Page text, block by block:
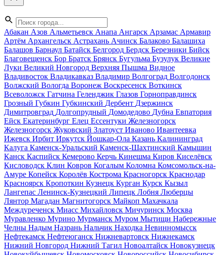
Абакан Азов Альметьевск Анапа Ангарск Арзамас Армавир
Артём Архангельск Астрахань Ачинск Балаково Балашиха
Балашов Барнаул Батайск Белгород Бердск Березники Бийск
Благовещенск Бор Братск Брянск Бугульма Бузулук Великие
Луки Великий Новгород Верхняя Пышма Видное
Владивосток Владикавказ Владимир Волгоград Волгодонск
Волжский Вологда Воронеж Воскресенск Воткинск
Всеволожск Гатчина Геленджик Глазов Горноправдинск
Грозный Губкин Губкинский Дербент Дзержинск
Димитровград Долгопрудный Домодедово Дубна Евпатория
Ейск Екатеринбург Елец Ессентуки Железногорск
Железногорск Жуковский Златоуст Иваново Ивантеевка
Ижевск Ирбит Иркутск Йошкар-Ола Казань Калининград
Калуга Каменск-Уральский Каменск-Шахтинский Камышин
Канск Каспийск Кемерово Керчь Кинешма Киров Киселёвск
Кисловодск Клин Ковров Когалым Коломна Комсомольск-на-
Амуре Копейск Королёв Кострома Красногорск Краснодар
Красноярск Кропоткин Кузнецк Курган Курск Кызыл
Лангепас Ленинск-Кузнецкий Липецк Лобня Люберцы
Лянтор Магадан Магнитогорск Майкоп Махачкала
Междуреченск Миасс Михайловск Мичуринск Москва
Муравленко Мурино Мурманск Муром Мытищи Набережные
Челны Надым Назрань Нальчик Находка Невинномысск
Нефтекамск Нефтеюганск Нижневартовск Нижнекамск
Нижний Новгород Нижний Тагил Новоалтайск Новокузнецк